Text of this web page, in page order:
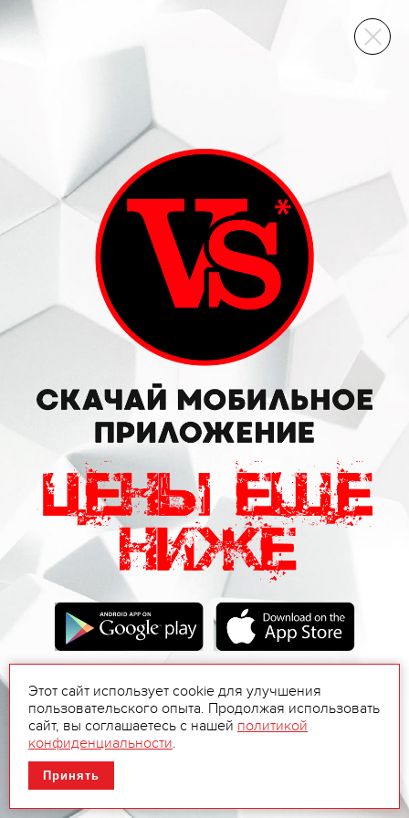
ВИННЫЙ СКЛАД
Этот сайт использует cookie для улучшения
пользовательского опыта. Продолжая использовать
сайт, вы соглашаетесь с нашей политикой
конфиденциальности.
Принять